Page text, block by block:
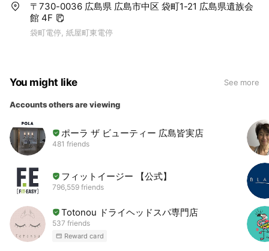
〒730-0036 広島県 広島市中区 袋町1-21 広島県遺族会
館 4F
袋町電停, 紙屋町東電停
You might like See more
Accounts others are viewing
ポーラ ザ ビューティー 広島皆実店
481 friends
フィットイージー 【公式】
796,559 friends
Totonou ドライヘッドスパ専門店
537 friends
Reward card